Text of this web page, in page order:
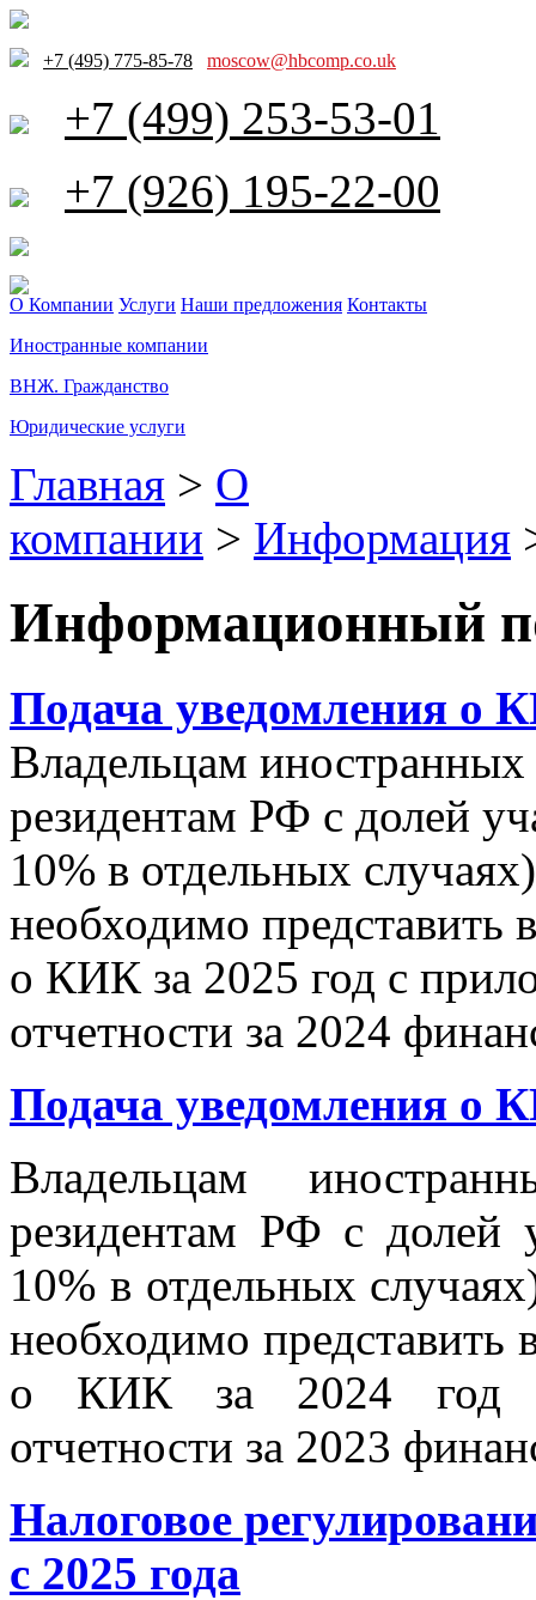
+7 (495) 775-85-78 moscow@hbcomp.co.uk
+7 (499) 253-53-01
+7 (926) 195-22-00
О Компании Услуги Наши предложения Контакты
Иностранные компании
ВНЖ. Гражданство
Юридические услуги
Главная > О
компании > Информация
Информационный
Подача уведомления о
Владельцам
резидентам РФ с долей
10% в отдельных
необходимо представить
о КИК за 2025 год с
отчетности за 2024
Подача уведомления о
Владельцам
резидентам РФ с долей
10% в отдельных
необходимо представить
о КИК за 2024 год с
отчетности за 2023
Налоговое
с 2025 года